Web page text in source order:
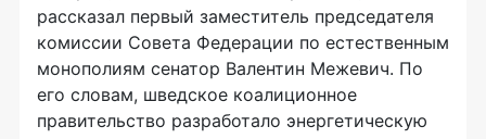
рассказал первый заместитель председателя
комиссии Совета Федерации по естественным
монополиям сенатор Валентин Межевич. По
его словам, шведское коалиционное
правительство разработало энергетическую